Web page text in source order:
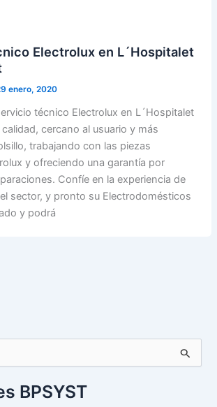
Electrolux en L´Hospitalet
enero, 2020
técnico Electrolux en L´Hospitalet
cercano al usuario y más
trabajando con las piezas
y ofreciendo una garantía por
Confíe en la experiencia de
sector, y pronto su Electrodomésticos
y podrá
BPSYST